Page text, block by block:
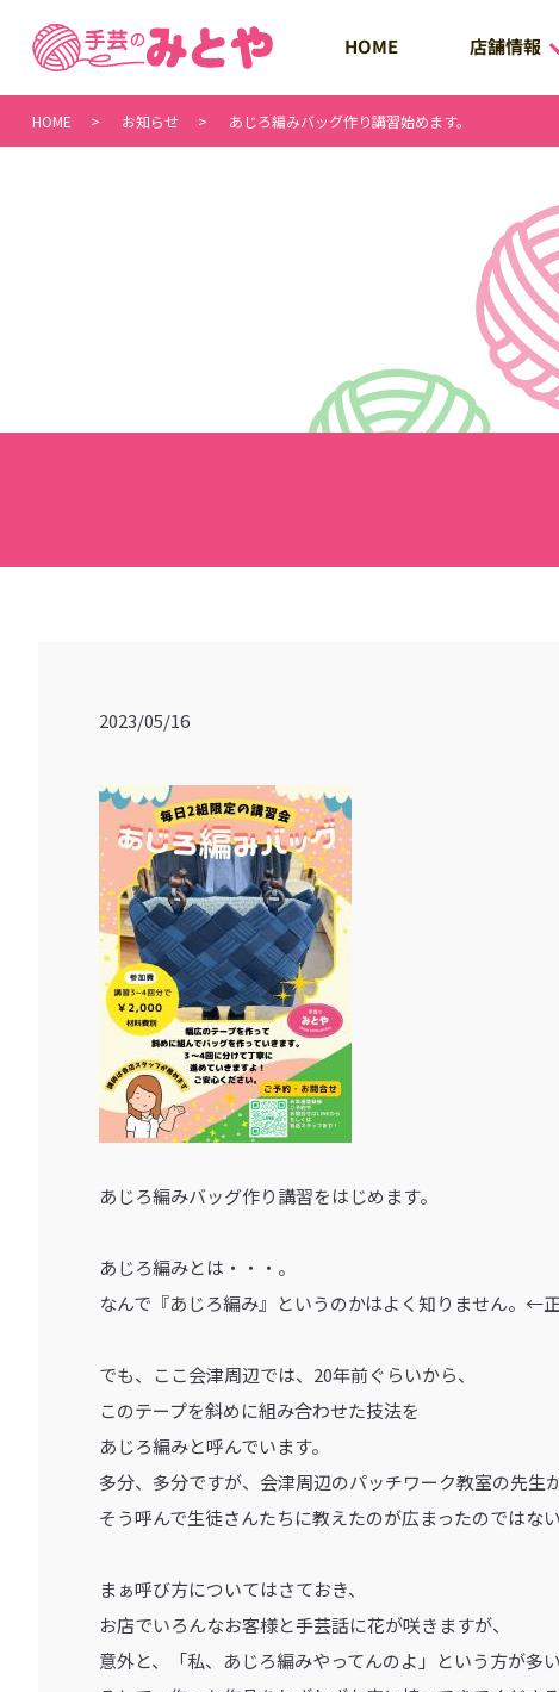
HOME 店舗情報
HOME お知らせ あじろ編みバッグ作り講習始めます。
2023/05/16
あじろ編みバッグ作り講習をはじめます。
あじろ編みとは・・・。
なんで『あじろ編み』というのかはよく知りません。←
でも、ここ会津周辺では、20年前ぐらいから、
このテープを斜めに組み合わせた技法を
あじろ編みと呼んでいます。
多分、多分ですが、会津周辺のパッチワーク教室の先生
そう呼んで生徒さんたちに教えたのが広まったのではな
まぁ呼び方についてはさておき、
お店でいろんなお客様と手芸話に花が咲きますが、
意外と、「私、あじろ編みやってんのよ」という方が多い